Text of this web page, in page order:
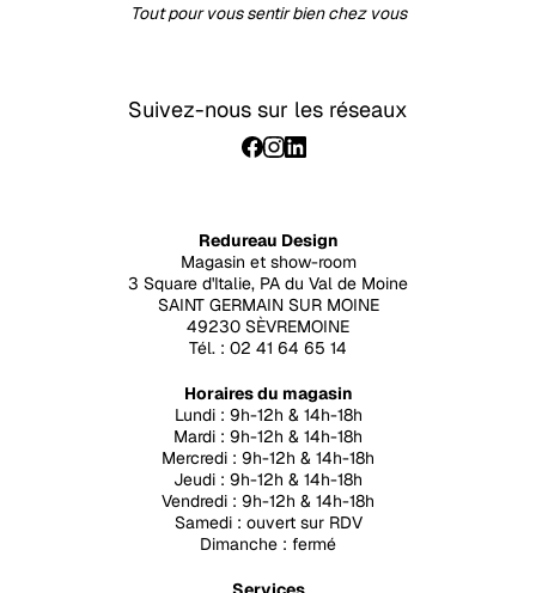
Tout pour vous sentir bien chez vous
Suivez-nous sur les réseaux
Redureau Design
Magasin et show-room
3 Square d'Italie, PA du Val de Moine
SAINT GERMAIN SUR MOINE
49230 SÈVREMOINE
Tél. : 02 41 64 65 14
Horaires du magasin
Lundi : 9h-12h & 14h-18h
Mardi : 9h-12h & 14h-18h
Mercredi : 9h-12h & 14h-18h
Jeudi : 9h-12h & 14h-18h
Vendredi : 9h-12h & 14h-18h
Samedi : ouvert sur RDV
Dimanche : fermé